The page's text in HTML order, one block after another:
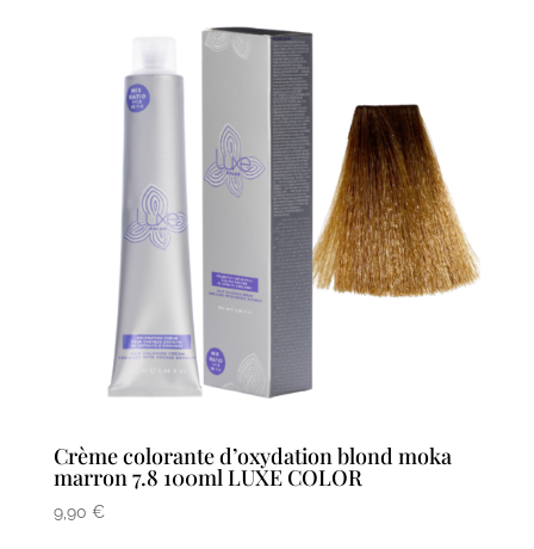
Crème colorante d’oxydation blond moka
marron 7.8 100ml LUXE COLOR
9,90 €